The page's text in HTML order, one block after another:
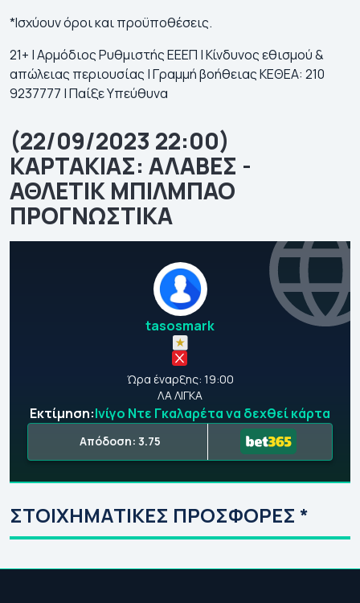
*Ισχύουν όροι και προϋποθέσεις.
21+ | Αρμόδιος Ρυθμιστής ΕΕΕΠ | Κίνδυνος εθισμού &
απώλειας περιουσίας | Γραμμή βοήθειας ΚΕΘΕΑ: 210
9237777 | Παίξε Υπεύθυνα
(22/09/2023 22:00)
ΚΑΡΤΑΚΙΑΣ: ΑΛΑΒΕΣ -
ΑΘΛΕΤΙΚ ΜΠΙΛΜΠΑΟ
ΠΡΟΓΝΩΣΤΙΚΑ
tasosmark
Ώρα έναρξης: 19:00
ΛΑ ΛΙΓΚΑ
Εκτίμηση:Ινίγο Ντε Γκαλαρέτα να δεχθεί κάρτα
Απόδοση: 3.75
ΣΤΟΙΧΗΜΑΤΙΚΕΣ ΠΡΟΣΦΟΡΕΣ *